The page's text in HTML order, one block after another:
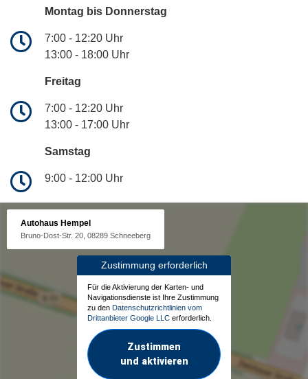
Montag bis Donnerstag
7:00 - 12:20 Uhr
13:00 - 18:00 Uhr
Freitag
7:00 - 12:20 Uhr
13:00 - 17:00 Uhr
Samstag
9:00 - 12:00 Uhr
Autohaus Hempel
Bruno-Dost-Str. 20, 08289 Schneeberg
Zustimmung erforderlich
Für die Aktivierung der Karten- und
Navigationsdienste ist Ihre Zustimmung
zu den Datenschutzrichtlinien vom
Drittanbieter Google LLC erforderlich.
Zustimmen
und aktivieren